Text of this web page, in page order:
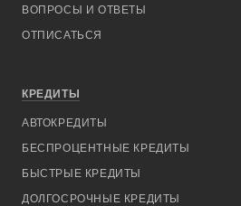
ВОПРОСЫ И ОТВЕТЫ
ОТПИСАТЬСЯ
КРЕДИТЫ
АВТОКРЕДИТЫ
БЕСПРОЦЕНТНЫЕ КРЕДИТЫ
БЫСТРЫЕ КРЕДИТЫ
ДОЛГОСРОЧНЫЕ КРЕДИТЫ